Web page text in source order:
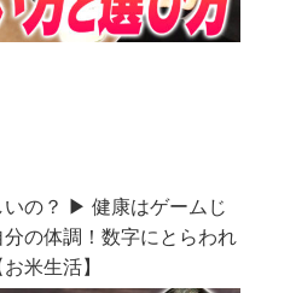
の？ ▶︎ 健康はゲームじ
の体調！数字にとらわれ
米生活】